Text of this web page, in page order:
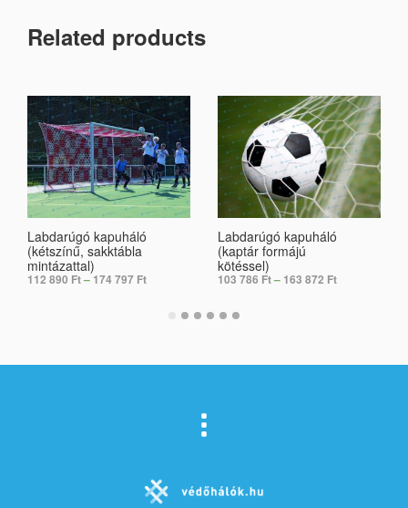
Related products
Labdarúgó kapuháló
(kétszínű, sakktábla
mintázattal)
112 890 Ft– 174 797 Ft
Labdarúgó kapuháló
(kaptár formájú
kötéssel)
103 786 Ft– 163 872 Ft
SELECT OPTIONS